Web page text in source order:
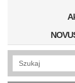
Wyszukiwanie